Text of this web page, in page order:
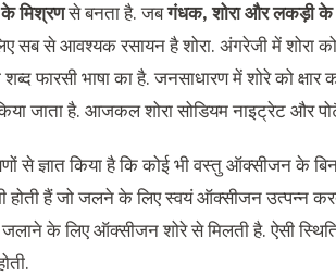
के मिश्रणसे बनता है. जबगंधक, शोरा और लकड़ी के
सब से आवश्यक रसायन है शोरा. अंगरेजी में शोरा को
फारसी भाषा का है. जनसाधारण में शोरे को
जाता है. आजकल शोरा सोडियम नाइट्रेट और
से ज्ञात किया है कि कोई भी वस्तु ऑक्सीजन
होती हैं जो जलने के लिए स्वयं ऑक्सीजन उत्पन्न
के लिए ऑक्सीजन शोरे से मिलती है. ऐसी